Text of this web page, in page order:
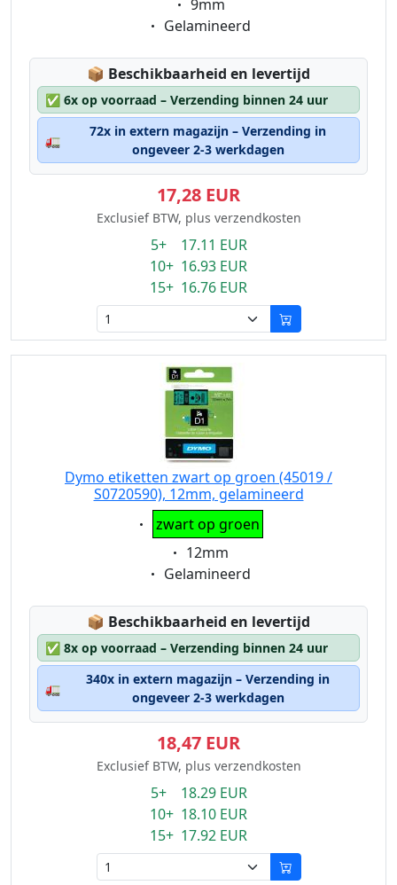
9mm
Eigenschaft:
Gelamineerd
📦 Lagerstatus:
Beschikbaarheid en levertijd
✅ 6x op voorraad – Verzending binnen 24 uur
🚛
72x in extern magazijn – Verzending in
ongeveer 2-3 werkdagen
17,28 EUR
Exclusief BTW, plus verzendkosten
5+ 17.11 EUR
10+ 16.93 EUR
15+ 16.76 EUR
Dymo etiketten zwart op groen (45019 /
S0720590), 12mm, gelamineerd
Eigenschaft:
zwart op groen
Eigenschaft:
12mm
Eigenschaft:
Gelamineerd
📦 Lagerstatus:
Beschikbaarheid en levertijd
✅ 8x op voorraad – Verzending binnen 24 uur
🚛
340x in extern magazijn – Verzending in
ongeveer 2-3 werkdagen
18,47 EUR
Exclusief BTW, plus verzendkosten
5+ 18.29 EUR
10+ 18.10 EUR
15+ 17.92 EUR